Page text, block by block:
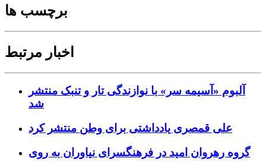
برچسب ها
اخبار مرتبط
آلبوم «آسیمه سر» با نوازندگی تار و تنبک منتشر
شد
علی قمصری یادداشتی برای وطن منتشر کرد
گروه رهروان امید در فرهنگسرای نیاوران به روی